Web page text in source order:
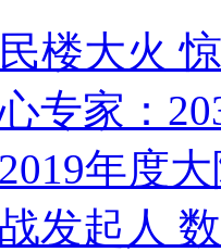
民楼大火
专家：
年度
发起人